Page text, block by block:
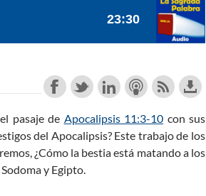
pasaje de Apocalipsis 11:3-10 con sus
del Apocalipsis? Este trabajo de los
¿Cómo la bestia está matando a los
y Egipto.